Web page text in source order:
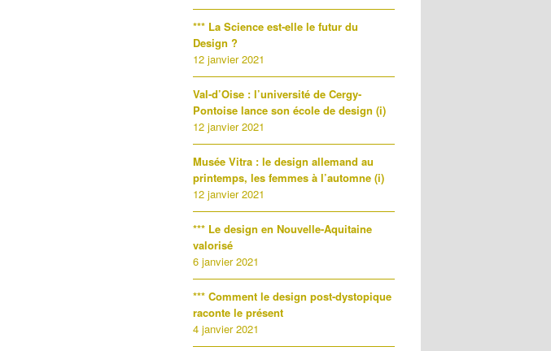
*** La Science est-elle le futur du
Design ?
12 janvier 2021
Val-d’Oise : l’université de Cergy-
Pontoise lance son école de design (i)
12 janvier 2021
Musée Vitra : le design allemand au
printemps, les femmes à l’automne (i)
12 janvier 2021
*** Le design en Nouvelle-Aquitaine
valorisé
6 janvier 2021
*** Comment le design post-dystopique
raconte le présent
4 janvier 2021